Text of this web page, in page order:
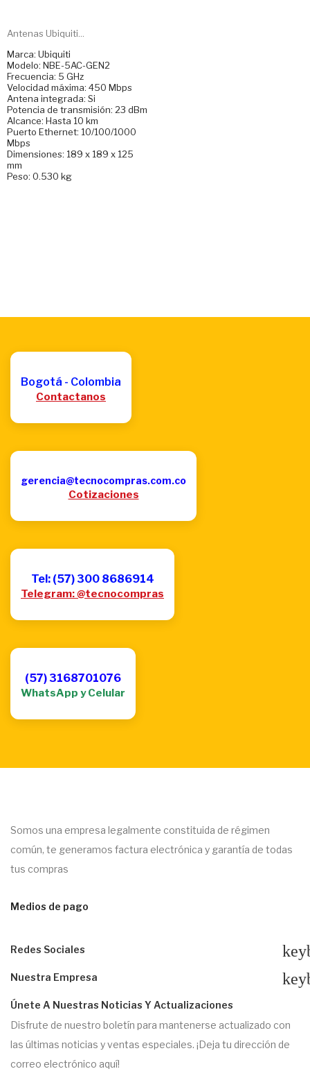
Antenas Ubiquiti...
Marca: Ubiquiti
Modelo: NBE-5AC-GEN2
Frecuencia: 5 GHz
Velocidad máxima: 450 Mbps
Antena integrada: Si
Potencia de transmisión: 23 dBm
Alcance: Hasta 10 km
Puerto Ethernet: 10/100/1000
Mbps
Dimensiones: 189 x 189 x 125
mm
Peso: 0.530 kg
Bogotá - Colombia
Contactanos
gerencia@tecnocompras.com.co
Cotizaciones
Tel: (57) 300 8686914
Telegram: @tecnocompras
(57) 3168701076
WhatsApp y Celular
Somos una empresa legalmente constituida de régimen
común, te generamos factura electrónica y garantía de todas
tus compras
Medios de pago
Redes Sociales
Nuestra Empresa
Únete A Nuestras Noticias Y Actualizaciones
Disfrute de nuestro boletín para mantenerse actualizado con
las últimas noticias y ventas especiales. ¡Deja tu dirección de
correo electrónico aquí!